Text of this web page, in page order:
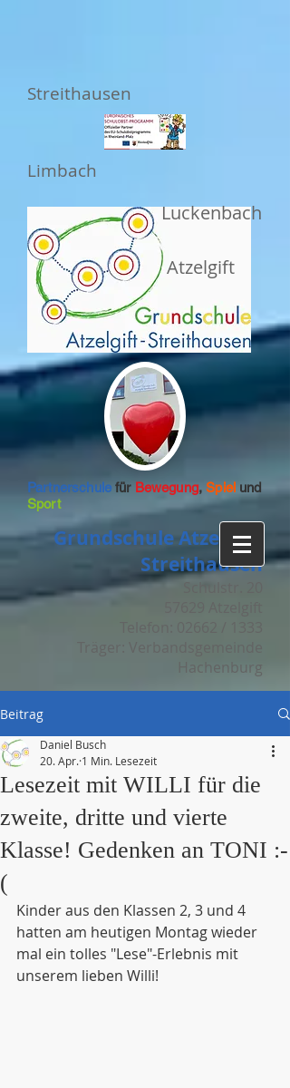
Streithausen
Limbach
Luckenbach
Atzelgift
Partnerschulefür Bewegung,Spiel und
Sport
Grundschule Atzelgift-
Streithausen
Hachenburg
Beitrag
Lesezeit mit WILLI für die
zweite, dritte und vierte
Klasse! Gedenken an TONI :-
(
Daniel Busch
20. Apr. 1 Min. Lesezeit
Kinder aus den Klassen 2, 3 und 4
hatten am heutigen Montag wieder
mal ein tolles "Lese"-Erlebnis mit
unserem lieben Willi!